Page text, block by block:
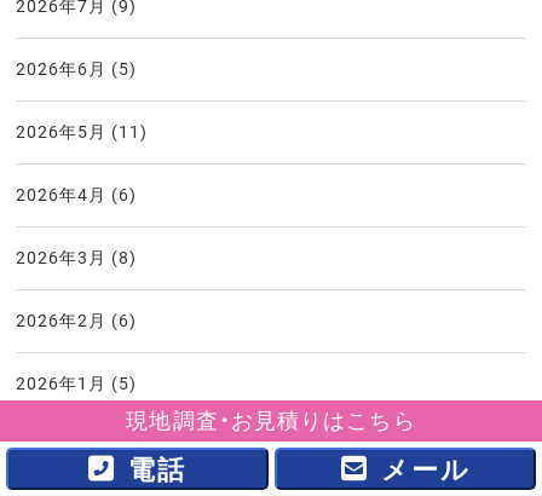
現地調査・お見積りはこちら
電話 メール
2026年7月 (9)
2026年6月 (5)
2026年5月 (11)
2026年4月 (6)
2026年3月 (8)
2026年2月 (6)
2026年1月 (5)
2025年12月(6)